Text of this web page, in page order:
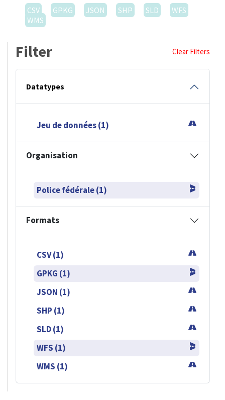
CSV
GPKG JSON SHP SLD
WFS
WMS
Filter Clear Filters
Datatypes
Jeu de données (1)
Organisation
Police fédérale (1)
Formats
CSV (1)
GPKG (1)
JSON (1)
SHP (1)
SLD (1)
WFS (1)
WMS (1)